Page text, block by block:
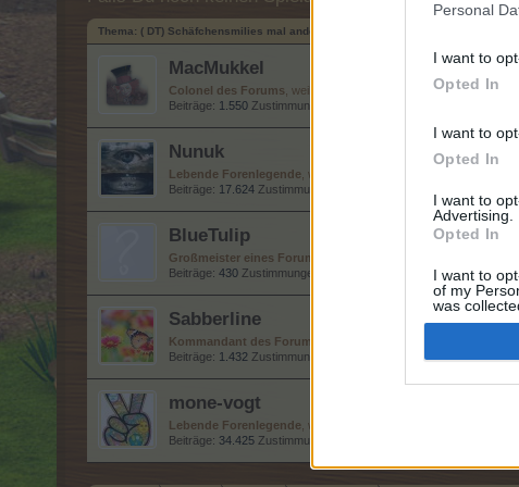
Personal
I want to
Opted In
I want to
Opted In
I want to
Advertising.
Opted In
I want to
of my
was
Opted Out
Thema: ( DT) Schäfchensmilies mal anders...
MacMukkel
Colonel des Forums , weiblich
Beiträge: 1.550 Zustimmungen:
Nunuk
Lebende Forenlegende , weiblich
Beiträge: 17.624 Zustimmungen:
BlueTulip
Großmeister eines Forums
Beiträge: 430 Zustimmungen: Punkte für Erfolge: 450
Sabberline
Kommandant des Forums
Beiträge: 1.432 Zustimmungen: Punkte für Erfolge:
mone-vogt
Lebende Forenlegende , weiblich
Beiträge: 34.425 Zustimmungen: